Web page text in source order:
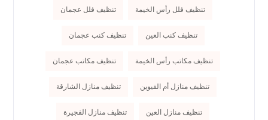
تنظيف فلل رأس الخيمة تنظيف فلل عجمان
تنظيف كنب العين تنظيف كنب عجمان
تنظيف مكاتب رأس الخيمة تنظيف مكاتب عجمان
تنظيف منازل أم القيوين تنظيف منازل الشارقة
تنظيف منازل العين تنظيف منازل الفجيرة